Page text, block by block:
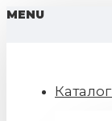
MENU
Каталог